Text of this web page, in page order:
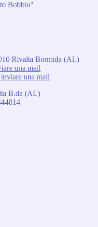
Bobbio"
Rivalta Bormida (AL)
una mail
una mail
B.da (AL)